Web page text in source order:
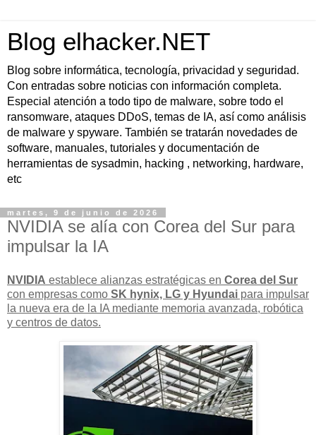
Blog elhacker.NET
Blog sobre informática, tecnología, privacidad y seguridad.
Con entradas sobre noticias con información completa.
Especial atención a todo tipo de malware, sobre todo el
ransomware, ataques DDoS, temas de IA, así como análisis
de malware y spyware. También se tratarán novedades de
software, manuales, tutoriales y documentación de
herramientas de sysadmin, hacking , networking, hardware,
etc
martes, 9 de junio de 2026
NVIDIA se alía con Corea del Sur para
impulsar la IA
NVIDIA establece alianzas estratégicas en Corea del Sur
con empresas como SK hynix, LG y Hyundai para impulsar
la nueva era de la IA mediante memoria avanzada, robótica
y centros de datos.